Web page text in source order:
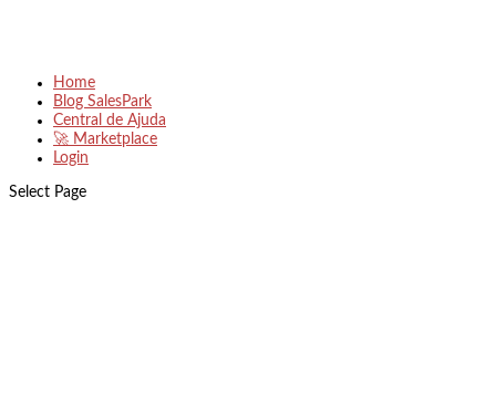
Home
Blog SalesPark
Central de Ajuda
🚀 Marketplace
Login
Select Page